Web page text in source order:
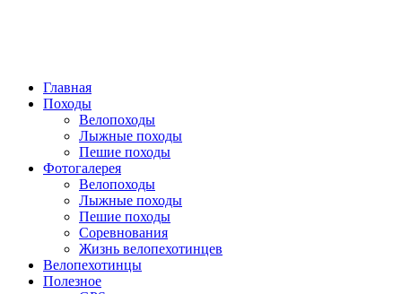
Главная
Походы
Велопоходы
Лыжные походы
Пешие походы
Фотогалерея
Велопоходы
Лыжные походы
Пешие походы
Соревнования
Жизнь велопехотинцев
Велопехотинцы
Полезное